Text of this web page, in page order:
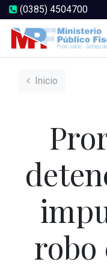
(0385) 4504700
Inicio
robo